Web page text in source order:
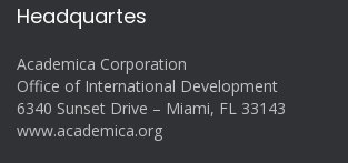
Headquartes
Academica Corporation
Office of International Development
6340 Sunset Drive – Miami, FL 33143
www.academica.org